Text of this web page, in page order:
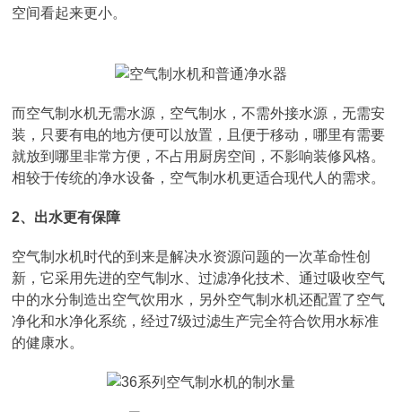
空间看起来更小。
而空气制水机无需水源，空气制水，不需外接水源，无需安
装，只要有电的地方便可以放置，且便于移动，哪里有需要
就放到哪里非常方便，不占用厨房空间，不影响装修风格。
相较于传统的净水设备，空气制水机更适合现代人的需求。
2、出水更有保障
空气制水机时代的到来是解决水资源问题的一次革命性创
新，它采用先进的空气制水、过滤净化技术、通过吸收空气
中的水分制造出空气饮用水，另外空气制水机还配置了空气
净化和水净化系统，经过7级过滤生产完全符合饮用水标准
的健康水。